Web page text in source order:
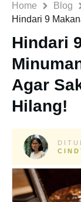
Home Blog
Hindari
Agar
Hilang!